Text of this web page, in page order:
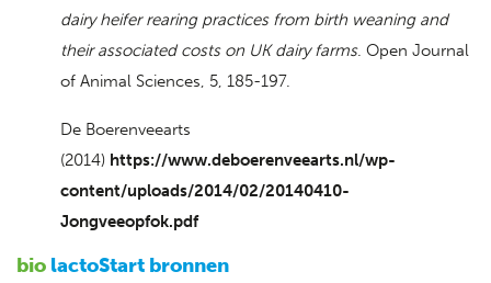
dairy heifer rearing practices from birth weaning and
their associated costs on UK dairy farms. Open Journal
of Animal Sciences, 5, 185-197.
De Boerenveearts
(2014) https://www.deboerenveearts.nl/wp-
content/uploads/2014/02/20140410-
Jongveeopfok.pdf
bio lactoStart bronnen